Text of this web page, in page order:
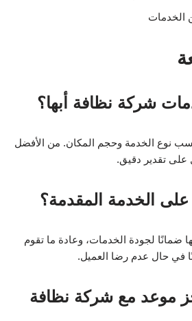
الخدمات
شركة نظافة أبها؟
نوع الخدمة وحجم المكان. من الأفضل
على تقدير دقيق.
الخدمة المقدمة؟
ضمانًا لجودة الخدمات، وعادة ما تقوم
في حال عدم رضا العميل.
موعد مع شركة نظافة